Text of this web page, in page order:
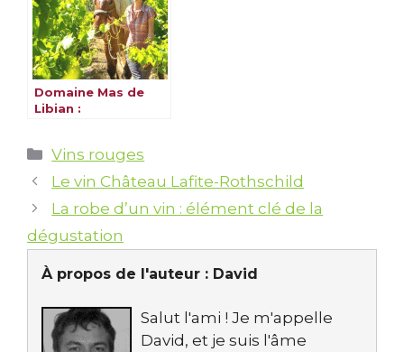
Domaine Mas de
Libian :
Ardèche
Catégories
Vins rouges
Le vin Château Lafite-Rothschild
La robe d’un vin : élément clé de la
dégustation
À propos de l'auteur : David
Salut l'ami ! Je m'appelle
David, et je suis l'âme